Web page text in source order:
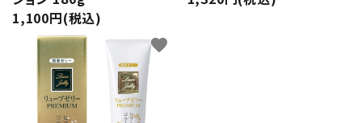
1,100円(税込)
favorite